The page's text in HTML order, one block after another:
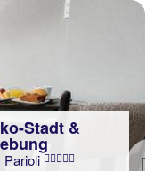
Stadt &
Parioli